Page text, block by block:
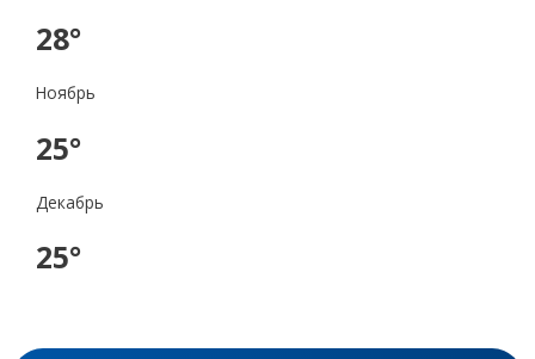
28°
Ноябрь
25°
Декабрь
25°